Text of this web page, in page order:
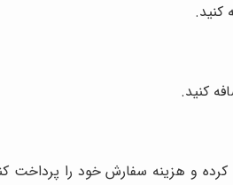
کنید.
کنید.
کرده و هزینه سفارش خود را پرداخت